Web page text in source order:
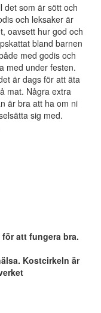
det som är sött och
och leksaker är
oavsett hur god och
bland barnen
med godis och
med under festen.
är dags för att äta
mat. Några extra
är bra att ha om ni
sig med.
att fungera bra.
Kostcirkeln är